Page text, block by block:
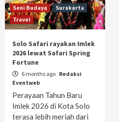
Seni Budaya
Surakarta
Travel
Solo Safari rayakan Imlek
2026 lewat Safari Spring
Fortune
6 months ago Redaksi
Eventweb
Perayaan Tahun Baru
Imlek 2026 di Kota Solo
terasa lebih meriah dari